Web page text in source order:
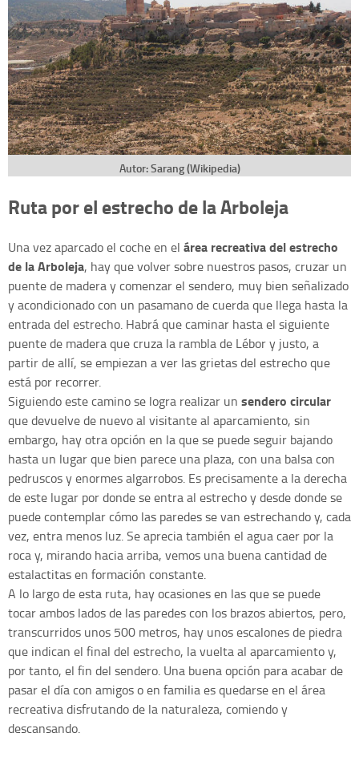
Autor: Sarang (Wikipedia)
Ruta por el estrecho de la Arboleja
Una vez aparcado el coche en el área recreativa del estrecho
de la Arboleja, hay que volver sobre nuestros pasos, cruzar un
puente de madera y comenzar el sendero, muy bien señalizado
y acondicionado con un pasamano de cuerda que llega hasta la
entrada del estrecho. Habrá que caminar hasta el siguiente
puente de madera que cruza la rambla de Lébor y justo, a
partir de allí, se empiezan a ver las grietas del estrecho que
está por recorrer.
Siguiendo este camino se logra realizar un sendero circular
que devuelve de nuevo al visitante al aparcamiento, sin
embargo, hay otra opción en la que se puede seguir bajando
hasta un lugar que bien parece una plaza, con una balsa con
pedruscos y enormes algarrobos. Es precisamente a la derecha
de este lugar por donde se entra al estrecho y desde donde se
puede contemplar cómo las paredes se van estrechando y, cada
vez, entra menos luz. Se aprecia también el agua caer por la
roca y, mirando hacia arriba, vemos una buena cantidad de
estalactitas en formación constante.
A lo largo de esta ruta, hay ocasiones en las que se puede
tocar ambos lados de las paredes con los brazos abiertos, pero,
transcurridos unos 500 metros, hay unos escalones de piedra
que indican el final del estrecho, la vuelta al aparcamiento y,
por tanto, el fin del sendero. Una buena opción para acabar de
pasar el día con amigos o en familia es quedarse en el área
recreativa disfrutando de la naturaleza, comiendo y
descansando.